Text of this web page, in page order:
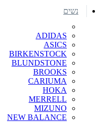
נשים
ADIDAS
ASICS
BIRKENSTOCK
BLUNDSTONE
BROOKS
CARIUMA
HOKA
MERRELL
MIZUNO
NEW BALANCE